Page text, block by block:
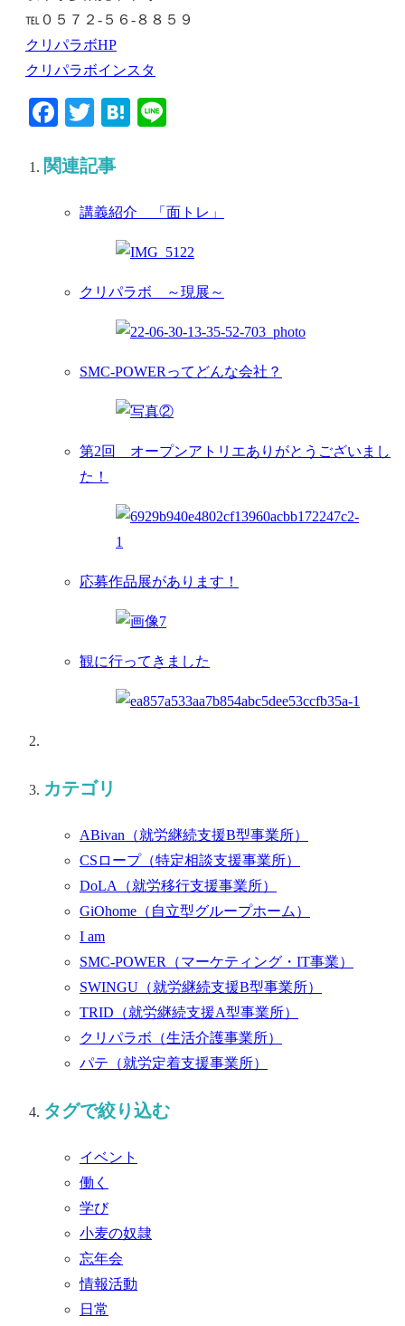
℡０５７２-５６-８８５９
クリパラボHP
クリパラボインスタ
Facebook
TwitterHatena
関連記事
講義紹介 「面トレ」
クリパラボ ～現展～
SMC-POWERってどんな会社？
第2回 オープンアトリエありがとうございまし
た！
応募作品展があります！
観に行ってきました
カテゴリ
ABivan （就労継続支援B型事業所）
CSロープ （特定相談支援事業所）
DoLA （就労移行支援事業所）
GiOhome （自立型グループホーム）
I am
SMC-POWER （マーケティング・IT事業）
SWINGU （就労継続支援B型事業所）
TRID （就労継続支援A型事業所）
クリパラボ （生活介護事業所）
パテ （就労定着支援事業所）
タグで絞り込む
イベント
働く
学び
小麦の奴隷
忘年会
情報活動
日常